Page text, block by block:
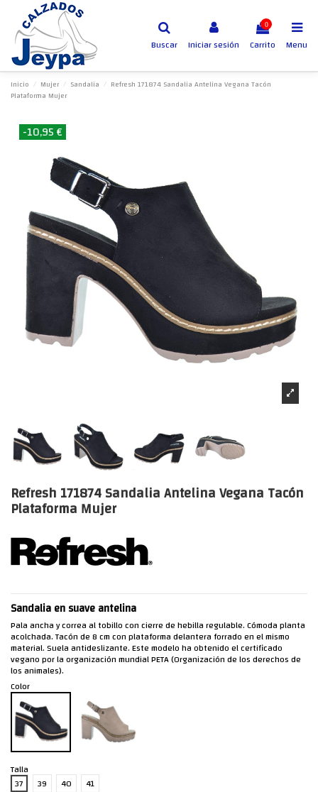
Buscar Iniciar sesión
0
Carrito Menu
Inicio Mujer Sandalia
Refresh 171874 Sandalia Antelina Vegana Tacón
Plataforma Mujer
-10,95 €
Refresh 171874 Sandalia Antelina Vegana Tacón
Plataforma Mujer
Sandalia en suave antelina
Pala ancha y correa al tobillo con cierre de hebilla regulable. Cómoda planta
acolchada. Tacón de 8 cm con plataforma delantera forrado en el mismo
material. Suela antideslizante. Este modelo ha obtenido el certificado
vegano por la organización mundial PETA (Organización de los derechos de
los animales).
Color
Talla
37
39 40 41